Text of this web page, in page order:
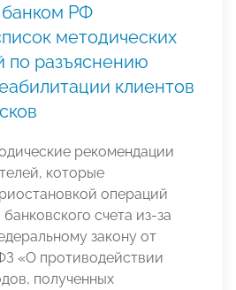
РФ
методических
по разъяснению
клиентов
рекомендации
которые
операций
счета из-за
закону от
«О противодействии
полученных